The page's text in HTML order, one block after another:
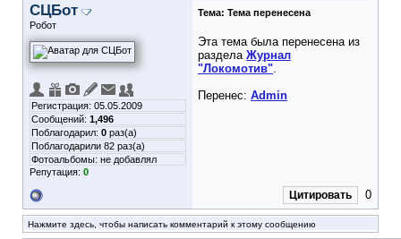
СЦБот
Робот
Регистрация: 05.05.2009
Сообщений: 1,496
Поблагодарил: 0 раз(а)
Поблагодарили 82 раз(а)
Фотоальбомы: не добавлял
Репутация: 0
Тема: Тема перенесена
Эта тема была перенесена из
раздела Журнал
"Локомотив".
Перенес: Admin
Цитировать 0
Нажмите здесь, чтобы написать комментарий к этому сообщению